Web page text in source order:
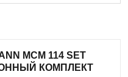
MCM 114 SET
КОМПЛЕКТ